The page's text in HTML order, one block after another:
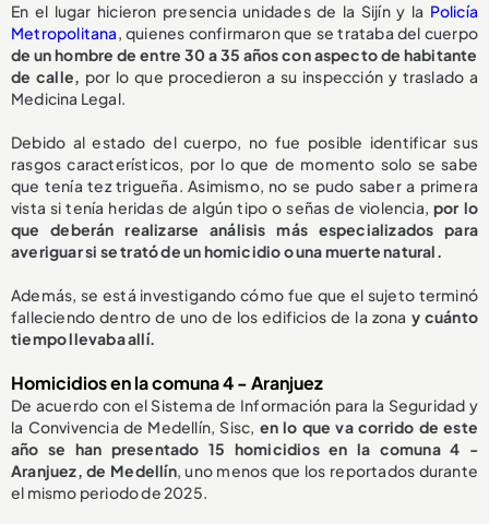
En el lugar hicieron presencia unidades de la Sijín y la Policía
Metropolitana, quienes confirmaron que se trataba del cuerpo
de un hombre de entre 30 a 35 años con aspecto de habitante
de calle, por lo que procedieron a su inspección y traslado a
Medicina Legal.
Debido al estado del cuerpo, no fue posible identificar sus
rasgos característicos, por lo que de momento solo se sabe
que tenía tez trigueña. Asimismo, no se pudo saber a primera
vista si tenía heridas de algún tipo o señas de violencia, por lo
que deberán realizarse análisis más especializados para
averiguar si se trató de un homicidio o una muerte natural.
Además, se está investigando cómo fue que el sujeto terminó
falleciendo dentro de uno de los edificios de la zona y cuánto
tiempo llevaba allí.
Homicidios en la comuna 4 - Aranjuez
De acuerdo con el Sistema de Información para la Seguridad y
la Convivencia de Medellín, Sisc, en lo que va corrido de este
año se han presentado 15 homicidios en la comuna 4 -
Aranjuez, de Medellín, uno menos que los reportados durante
el mismo periodo de 2025.